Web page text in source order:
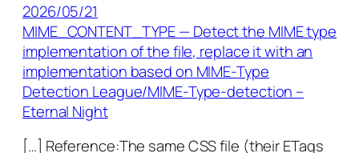
2026/05/21
MIME_CONTENT_TYPE — Detect the MIME type
implementation of the file, replace it with an
implementation based on MIME-Type
Detection League/MIME-Type-detection –
Eternal Night
[…] Reference:The same CSS file (their ETags